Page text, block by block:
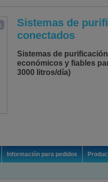
Sistemas de
conectados
Sistemas de
económicos y fiables
3000 litros/día)
Información para pedidos